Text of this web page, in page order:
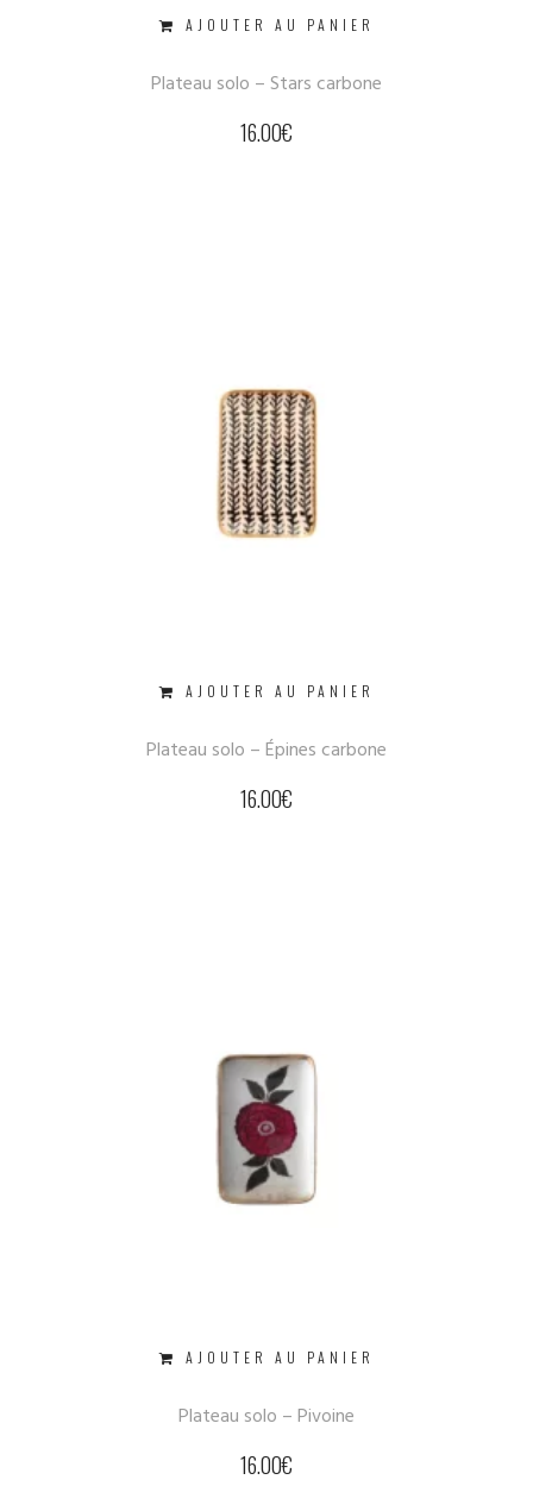
AJOUTER AU PANIER
Plateau solo – Stars carbone
16.00€
AJOUTER AU PANIER
Plateau solo – Épines carbone
16.00€
AJOUTER AU PANIER
Plateau solo – Pivoine
16.00€